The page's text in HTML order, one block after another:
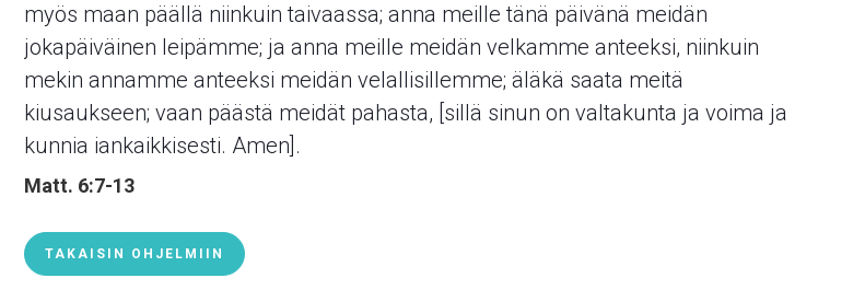
myös maan päällä niinkuin taivaassa; anna meille tänä päivänä meidän
jokapäiväinen leipämme; ja anna meille meidän velkamme anteeksi, niinkuin
mekin annamme anteeksi meidän velallisillemme; äläkä saata meitä
kiusaukseen; vaan päästä meidät pahasta, [sillä sinun on valtakunta ja voima ja
kunnia iankaikkisesti. Amen].
Matt. 6:7-13
TAKAISIN OHJELMIIN